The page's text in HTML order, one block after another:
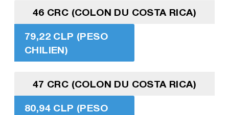
46 CRC (COLON DU COSTA RICA)
79,22 CLP (PESO
CHILIEN)
47 CRC (COLON DU COSTA RICA)
80,94 CLP (PESO